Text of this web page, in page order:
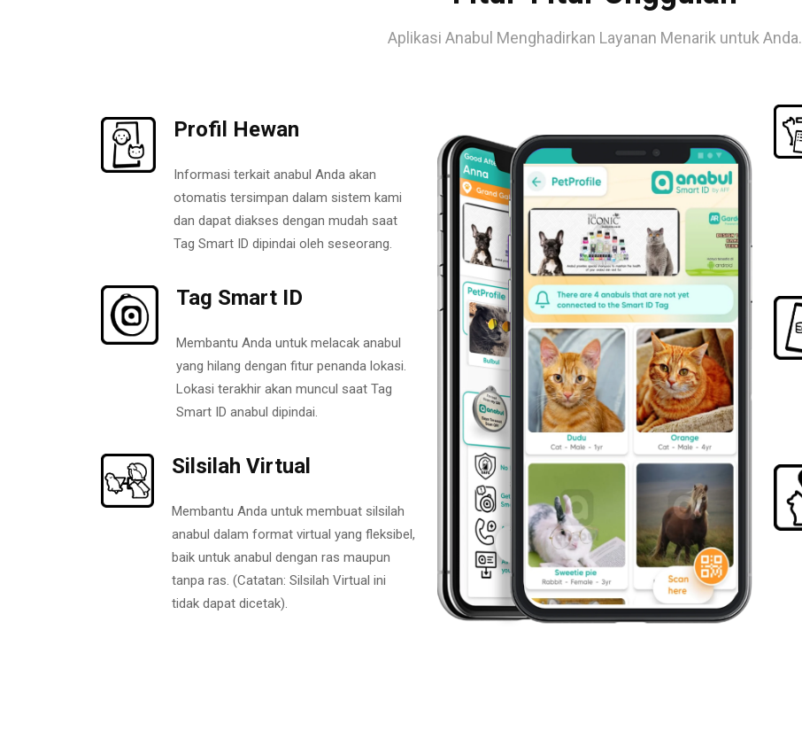
Aplikasi Anabul Menghadirkan Layanan Menarik untuk Anda.
Profil Hewan
Informasi terkait anabul Anda akan
otomatis tersimpan dalam sistem kami
dan dapat diakses dengan mudah saat
Tag Smart ID dipindai oleh seseorang.
Tag Smart ID
Membantu Anda untuk melacak anabul
yang hilang dengan fitur penanda lokasi.
Lokasi terakhir akan muncul saat Tag
Smart ID anabul dipindai.
Silsilah Virtual
Membantu Anda untuk membuat silsilah
anabul dalam format virtual yang fleksibel,
baik untuk anabul dengan ras maupun
tanpa ras. (Catatan: Silsilah Virtual ini
tidak dapat dicetak).